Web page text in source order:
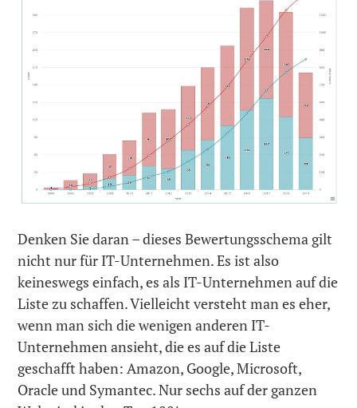
Denken Sie daran – dieses Bewertungsschema gilt
nicht nur für IT-Unternehmen. Es ist also
keineswegs einfach, es als IT-Unternehmen auf die
Liste zu schaffen. Vielleicht versteht man es eher,
wenn man sich die wenigen anderen IT-
Unternehmen ansieht, die es auf die Liste
geschafft haben: Amazon, Google, Microsoft,
Oracle und Symantec. Nur sechs auf der ganzen